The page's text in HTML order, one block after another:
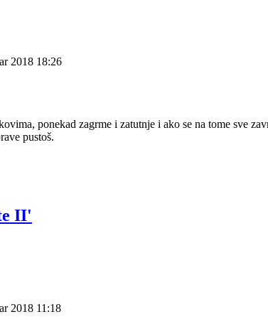
2018 18:26
ponekad zagrme i zatutnje i ako se na tome sve
pustoš.
II'
2018 11:18